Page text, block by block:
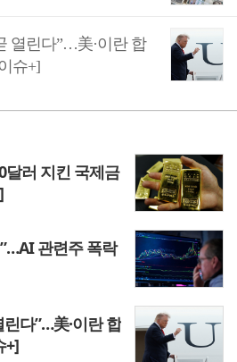
열린다”…美·이란 합
슈+]
달러 지킨 국제금
관련주 폭락
다”…美·이란 합
+]